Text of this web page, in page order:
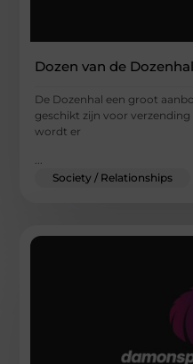
Dozen van de
De Dozenhal een groot
geschikt zijn voor
wordt er
...
Society / Relationships